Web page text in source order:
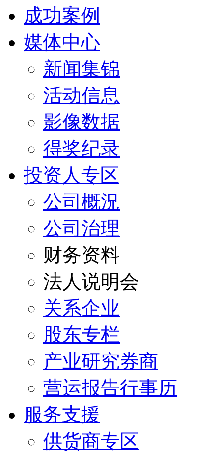
成功案例
媒体中心
新闻集锦
活动信息
影像数据
得奖纪录
投资人专区
公司概況
公司治理
财务资料
法人说明会
关系企业
股东专栏
产业研究券商
营运报告行事历
服务支援
供货商专区